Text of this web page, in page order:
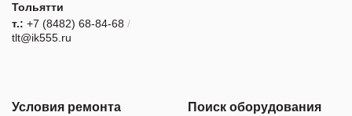
Тольятти
т.: +7 (8482) 68-84-68 /
tlt@ik555.ru
Условия ремонта Поиск оборудования